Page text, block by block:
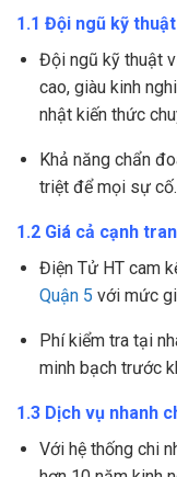
1.1 Đội ngũ kỹ
Đội ngũ kỹ thuật
cao, giàu kinh
nhật kiến thức
Khả năng chẩn
triệt để mọi sự cố.
1.2 Giá cả cạnh
Điện Tử HT cam
Quận 5 với mức
Phí kiểm tra tại
minh bạch trước
1.3 Dịch vụ nhanh
Với hệ thống chi